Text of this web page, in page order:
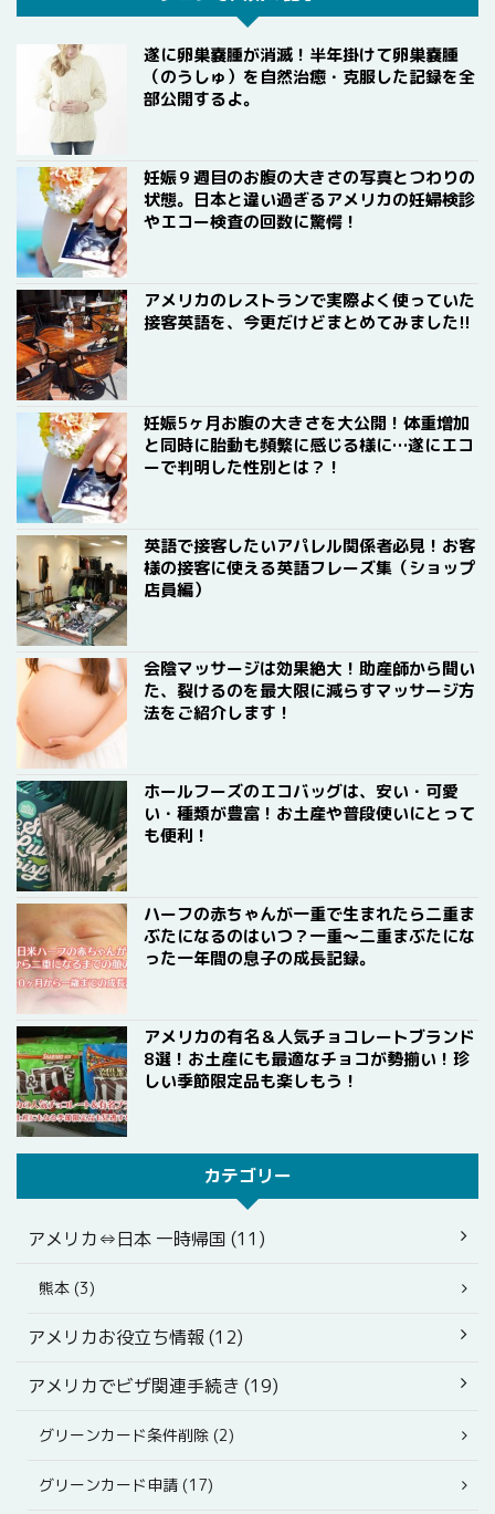
遂に卵巣嚢腫が消滅！半年掛けて卵巣嚢腫
（のうしゅ）を自然治癒・克服した記録を全
部公開するよ。
妊娠９週目のお腹の大きさの写真とつわりの
状態。日本と違い過ぎるアメリカの妊婦検診
やエコー検査の回数に驚愕！
アメリカのレストランで実際よく使っていた
接客英語を、今更だけどまとめてみました!!
妊娠5ヶ月お腹の大きさを大公開！体重増加
と同時に胎動も頻繁に感じる様に…遂にエコ
ーで判明した性別とは？！
英語で接客したいアパレル関係者必見！お客
様の接客に使える英語フレーズ集（ショップ
店員編）
会陰マッサージは効果絶大！助産師から聞い
た、裂けるのを最大限に減らすマッサージ方
法をご紹介します！
ホールフーズのエコバッグは、安い・可愛
い・種類が豊富！お土産や普段使いにとって
も便利！
ハーフの赤ちゃんが一重で生まれたら二重ま
ぶたになるのはいつ？一重〜二重まぶたにな
った一年間の息子の成長記録。
アメリカの有名＆人気チョコレートブランド
8選！お土産にも最適なチョコが勢揃い！珍
しい季節限定品も楽しもう！
カテゴリー
アメリカ⇔日本 一時帰国 (11)
熊本 (3)
アメリカお役立ち情報 (12)
アメリカでビザ関連手続き (19)
グリーンカード条件削除 (2)
グリーンカード申請 (17)